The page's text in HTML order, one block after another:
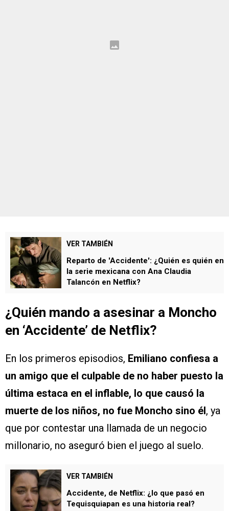
VER TAMBIÉN
Reparto de 'Accidente': ¿Quién es quién en
la serie mexicana con Ana Claudia
Talancón en Netflix?
¿Quién mando a asesinar a Moncho
en ‘Accidente’ de Netflix?
En los primeros episodios, Emiliano confiesa a
un amigo que el culpable de no haber puesto la
última estaca en el inflable, lo que causó la
muerte de los niños, no fue Moncho sino él , ya
que por contestar una llamada de un negocio
millonario, no aseguró bien el juego al suelo.
VER TAMBIÉN
Accidente, de Netflix: ¿lo que pasó en
Tequisquiapan es una historia real?